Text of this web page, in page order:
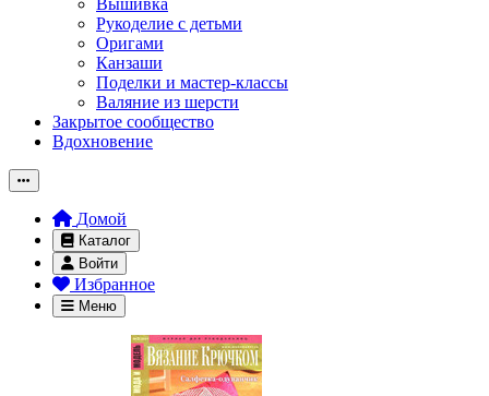
Вышивка
Рукоделие с детьми
Оригами
Канзаши
Поделки и мастер-классы
Валяние из шерсти
Закрытое сообщество
Вдохновение
Домой
Каталог
Войти
Избранное
Меню